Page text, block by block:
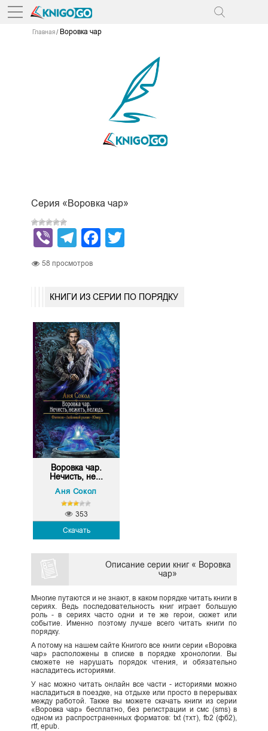
Главная Воровка чар
Серия «Воровка чар»
ViberTelegram
Facebook
58 просмотров
КНИГИ ИЗ СЕРИИ ПО ПОРЯДКУ
Воровка чар.
Нечисть, не...
Аня Сокол
Скачать
353
Описание серии книг « Воровка
чар»
Многие путаются и не знают, в каком порядке читать книги в
сериях. Ведь последовательность книг играет большую
роль - в сериях часто одни и те же герои, сюжет или
событие. Именно поэтому лучше всего читать книги по
порядку.
А потому на нашем сайте Книгого все книги серии «Воровка
чар» расположены в списке в порядке хронологии. Вы
сможете не нарушать порядок чтения, и обязательно
насладитесь историями.
У нас можно читать онлайн все части - историями можно
насладиться в поездке, на отдыхе или просто в перерывах
между работой. Также вы можете скачать книги из серии
«Воровка чар» бесплатно, без регистрации и смс (sms) в
одном из распространенных форматов: txt (тхт), fb2 (фб2),
rtf, epub.